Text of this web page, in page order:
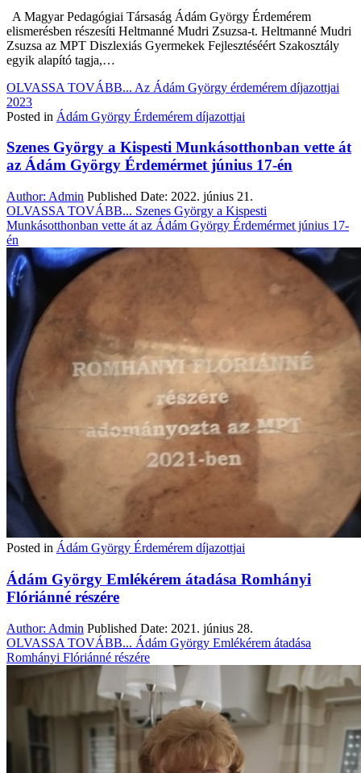
A Magyar Pedagógiai Társaság Ádám György Érdemérem
elismerésben részesíti Heltmanné Mudri Zsuzsa-t. Heltmanné Mudri
Zsuzsa az MPT Diszlexiás Gyermekek Fejlesztéséért Szakosztály
egyik alapító tagja,…
OLVASSA TOVÁBB... Az Ádám György érdemérem díjazottjai
2023
Posted in Ádám György Érdemérem díjazottjai
Szenes György a Kispesti Munkásotthonban vette át
az Ádám György Érdemérmet június 17-én
Author: Admin Published Date: 2022. június 21.
OLVASSA TOVÁBB... Szenes György a Kispesti
Munkásotthonban vette át az Ádám György Érdemérmet június 17-
én
Posted in Ádám György Érdemérem díjazottjai
Ádám György Emlékérem átadása Romhányi
Flóriánné részére
Author: Admin Published Date: 2021. június 28.
OLVASSA TOVÁBB... Ádám György Emlékérem átadása
Romhányi Flóriánné részére